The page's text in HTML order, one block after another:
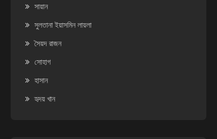
সায়ান
সুলতানা ইয়াসমিন লায়লা
সৈয়দ রাজন
সোহাগ
হাসান
হৃদয় খান